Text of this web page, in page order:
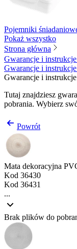
Pojemniki
Pokaż wszystko
Strona główna
Gwarancje i instrukcje
Gwarancje i instrukcje
Gwarancje i instrukcje
Tutaj znajdziesz
pobrania. Wybierz
Powrót
Mata dekoracyjna
Kod 36430
Kod 36431
...
Brak plików do